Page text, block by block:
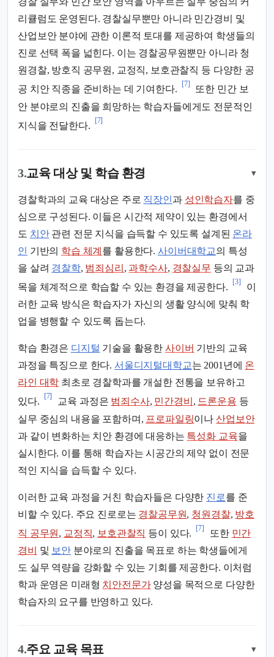
리큘럼도 운영된다. 경찰실무뿐만 아니라 민간경비 및
산업보안 분야에 관한 이론적 토대를 제공하여 학생들의
진로 선택 폭을 넓힌다. 이는 경찰공무원뿐만 아니라 청
원경찰, 방호직 공무원, 교정직, 보호관찰직 등 다양한 공
공 치안 직종을 준비하는 데 기여한다.
[7]
또한 민간 보
안 분야로의 진출을 희망하는 학습자들에게도 전문적인
지식을 전달한다.
[7]
3.교육 대상 및 학습 환경 ▾
경찰학과의 교육 대상은 주로 직장인과 성인학습자를 중
심으로 구성된다. 이들은 시간적 제약이 있는 환경에서
도 치안관련 전문 지식을 습득할 수 있도록 설계된 온라
인 기반의 학습 체계 를 활용한다. 사이버대학교의 특성
을 살려 경찰학, 범죄심리 , 과학수사, 경찰실무 등의 교과
목을 체계적으로 학습할 수 있는 환경을 제공한다.
[3]
이
러한 교육 방식은 학습자가 자신의 생활 양식에 맞춰 학
업을 병행할 수 있도록 돕는다.
학습 환경은 디지털 기술을 활용한 사이버 기반의 교육
과정을 특징으로 한다. 서울디지털대학교는 2001년에 온
라인 대학 최초로 경찰학과를 개설한 전통을 보유하고
있다.
[7]
교육 과정은 범죄수사, 민간경비 , 드론운용 등
실무 중심의 내용을 포함하며, 프로파일링이나산업보안
과 같이 변화하는 치안 환경에 대응하는 특성화 교육을
실시한다. 이를 통해 학습자는 시공간의 제약 없이 전문
적인 지식을 습득할 수 있다.
이러한 교육 과정을 거친 학습자들은 다양한 진로를 준
비할 수 있다. 주요 진로로는 경찰공무원, 청원경찰, 방호
직 공무원 , 교정직, 보호관찰직 등이 있다.
[7]
또한 민간
경비
및 보안분야로의 진출을 목표로 하는 학생들에게
도 실무 역량을 강화할 수 있는 기회를 제공한다. 이처럼
학과 운영은 미래형 치안전문가양성을 목적으로 다양한
학습자의 요구를 반영하고 있다.
4.주요 교육 목표 ▾